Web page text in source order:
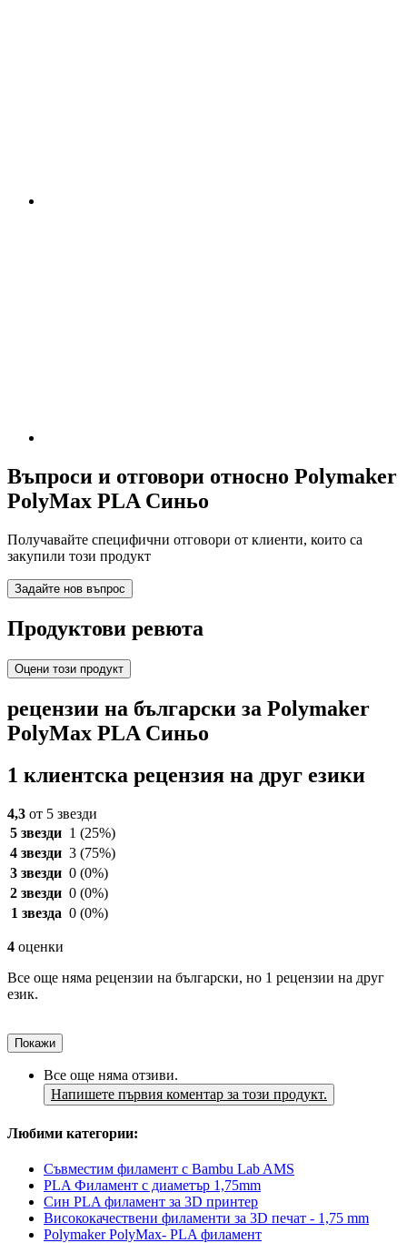
Въпроси и отговори относно Polymaker
PolyMax PLA Синьо
Получавайте специфични отговори от клиенти, които са
закупили този продукт
Задайте нов въпрос
Продуктови ревюта
Оцени този продукт
рецензии на български за Polymaker
PolyMax PLA Синьо
1 клиентска рецензия на друг езики
4,3 от 5 звезди
5 звезди 1 (25%)
4 звезди 3 (75%)
3 звезди 0 (0%)
2 звезди 0 (0%)
1 звезда 0 (0%)
4 оценки
Все още няма рецензии на български, но 1 рецензии на друг
език.
Покажи
Все още няма отзиви.
Напишете първия коментар за този продукт.
Любими категории:
Съвместим филамент с Bambu Lab AMS
PLA Филамент с диаметър 1,75mm
Син PLA филамент за 3D принтер
Висококачествени филаменти за 3D печат - 1,75 mm
Polymaker PolyMax- PLA филамент